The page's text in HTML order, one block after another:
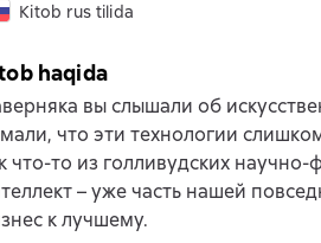
Kitob rus tilida
haqida
вы слышали об
что эти технологии
что-то из голливудских
– уже часть нашей
к лучшему.